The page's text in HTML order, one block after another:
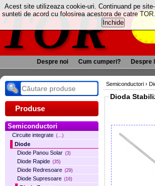
TOR
Despre noi Cum cumperi? Despre
Produse
Semiconductori
Circuite integrate (...)
Diode
Diode Panou Solar (3)
Diode Rapide (35)
Diode Redresoare (29)
Diode Supresoare (16)
Semiconductori ›
Acest site utilizeaza cookie-uri. Continuand pe
sunteti de acord cu folosirea acestora de catre TOR.